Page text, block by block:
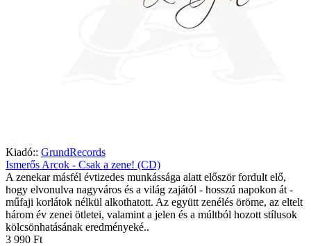
Kiadó:: GrundRecords
Ismerős Arcok - Csak a zene! (CD)
A zenekar másfél évtizedes munkássága alatt először fordult elő,
hogy elvonulva nagyváros és a világ zajától - hosszú napokon át -
műfaji korlátok nélkül alkothatott. Az együtt zenélés öröme, az eltelt
három év zenei ötletei, valamint a jelen és a múltból hozott stílusok
kölcsönhatásának eredményeké..
3 990 Ft